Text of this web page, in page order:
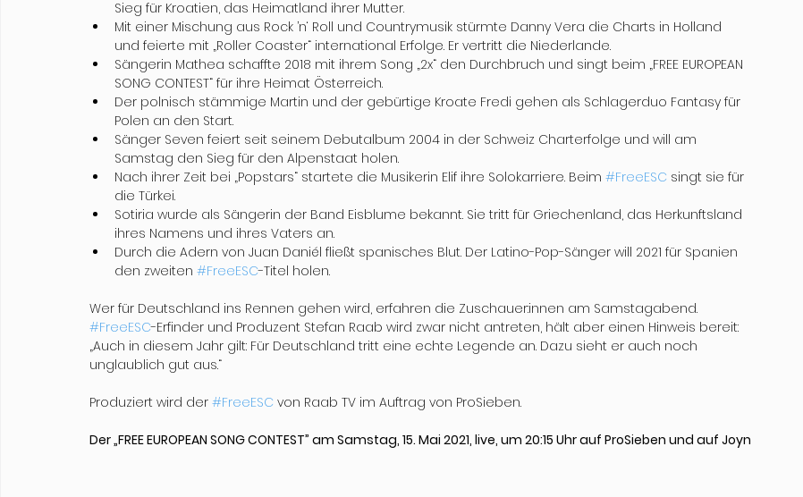
Sieg für Kroatien, das Heimatland ihrer Mutter.
Mit einer Mischung aus Rock ’n‘ Roll und Countrymusik stürmte Danny Vera die Charts in Holland
und feierte mit „Roller Coaster“ international Erfolge. Er vertritt die Niederlande.
Sängerin Mathea schaffte 2018 mit ihrem Song „2x“ den Durchbruch und singt beim „FREE EUROPEAN
SONG CONTEST“ für ihre Heimat Österreich.
Der polnisch stämmige Martin und der gebürtige Kroate Fredi gehen als Schlagerduo Fantasy für
Polen an den Start.
Sänger Seven feiert seit seinem Debutalbum 2004 in der Schweiz Charterfolge und will am
Samstag den Sieg für den Alpenstaat holen.
Nach ihrer Zeit bei „Popstars“ startete die Musikerin Elif ihre Solokarriere. Beim #FreeESC singt sie für
die Türkei.
Sotiria wurde als Sängerin der Band Eisblume bekannt. Sie tritt für Griechenland, das Herkunftsland
ihres Namens und ihres Vaters an.
Durch die Adern von Juan Daniél fließt spanisches Blut. Der Latino-Pop-Sänger will 2021 für Spanien
den zweiten #FreeESC-Titel holen.
Wer für Deutschland ins Rennen gehen wird, erfahren die Zuschauer:innen am Samstagabend.
#FreeESC-Erfinder und Produzent Stefan Raab wird zwar nicht antreten, hält aber einen Hinweis bereit:
„Auch in diesem Jahr gilt: Für Deutschland tritt eine echte Legende an. Dazu sieht er auch noch
unglaublich gut aus.“
Produziert wird der #FreeESC von Raab TV im Auftrag von ProSieben.
Der „FREE EUROPEAN SONG CONTEST” am Samstag, 15. Mai 2021, live, um 20:15 Uhr auf ProSieben und auf Joyn